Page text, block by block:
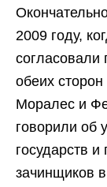
2009 году,
согласовали
обеих
Моралес и
говорили об
государств
зачинщиков